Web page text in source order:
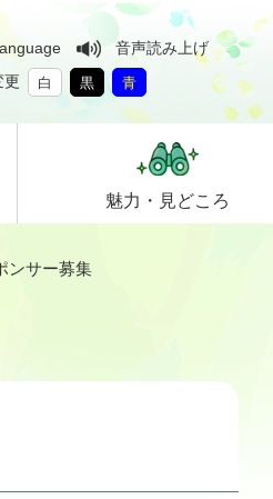
音声読み上げ
更 白 黒 青
魅力・ 見どころ
ンサー募集